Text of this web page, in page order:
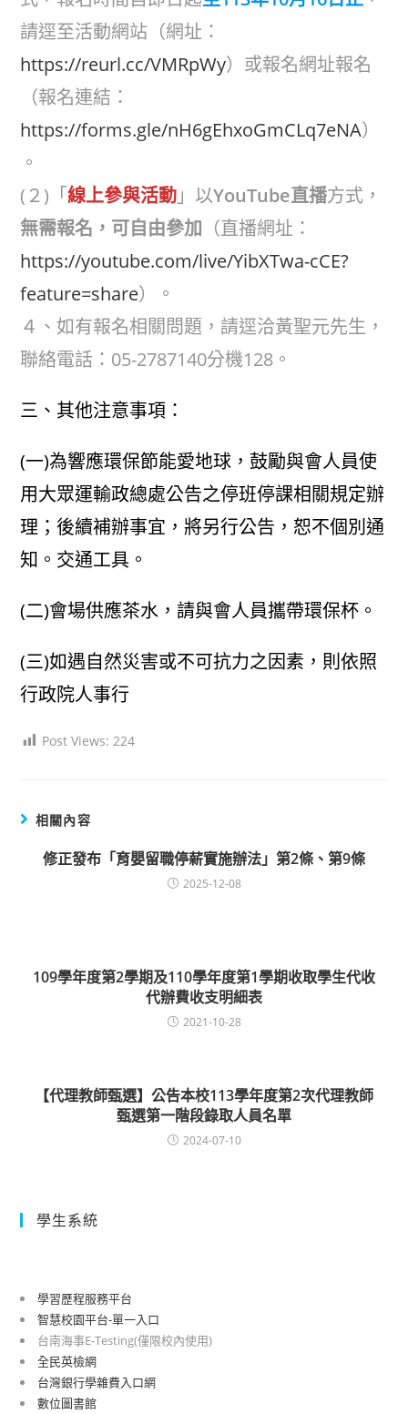
請逕至活動網站（網址：
https://reurl.cc/VMRpWy）或報名網址報名
（報名連結：
https://forms.gle/nH6gEhxoGmCLq7eNA）
。
(２)「線上參與活動」以YouTube直播方式，
無需報名，可自由參加 （直播網址：
https://youtube.com/live/YibXTwa-cCE?
feature=share）。
４、如有報名相關問題，請逕洽黃聖元先生，
聯絡電話：05-2787140分機128。
三、其他注意事項：
(一)為響應環保節能愛地球，鼓勵與會人員使
用大眾運輸政總處公告之停班停課相關規定辦
理；後續補辦事宜，將另行公告，恕不個別通
知。交通工具。
(二)會場供應茶水，請與會人員攜帶環保杯。
(三)如遇自然災害或不可抗力之因素，則依照
行政院人事行
Post Views: 224
相關內容
修正發布「育嬰留職停薪實施辦法」第2條、第9條
2025-12-08
109學年度第2學期及110學年度第1學期收取學生代收
代辦費收支明細表
2021-10-28
【代理教師甄選】公告本校113學年度第2次代理教師
甄選第一階段錄取人員名單
2024-07-10
學生系統
學習歷程服務平台
智慧校園平台-單一入口
台南海事E-Testing(僅限校內使用)
全民英檢網
台灣銀行學雜費入口網
數位圖書館